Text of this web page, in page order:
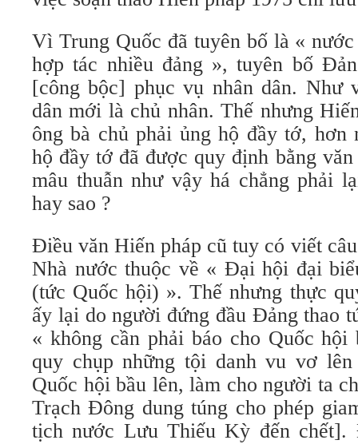
Vì Trung Quốc đã tuyên bố là «
hợp tác nhiều đảng », tuyên bố
[công bộc] phục vụ nhân dân. Như
dân mới là chủ nhân. Thế nhưng
ông bà chủ phải ủng hộ đầy tớ, hơn
hộ đầy tớ đã được quy định bằng
mâu thuẫn như vậy há chẳng phải
hay sao ?
Điều văn Hiến pháp cũ tuy có viết
Nhà nước thuộc về « Đại hội đại
(tức Quốc hội) ». Thế nhưng thực
ấy lại do người đứng đầu Đảng thao
« không cần phải báo cho Quốc
quy chụp những tội danh vu vơ
Quốc hội bầu lên, làm cho người ta
Trạch Đông dung túng cho phép
tịch nước Lưu Thiếu Kỳ đến